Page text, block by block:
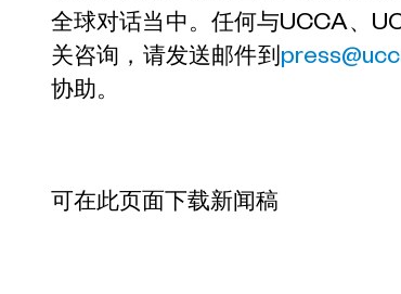
全球对话当中。任何与UCCA、
关咨询，请发送邮件到
协助。
可在此页面下载新闻稿